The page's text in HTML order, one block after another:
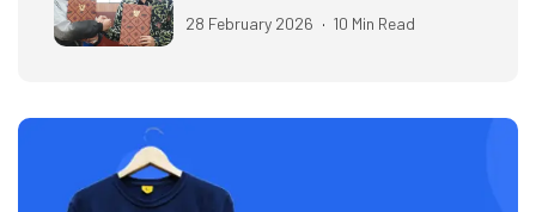
28 February 2026 10 Min Read